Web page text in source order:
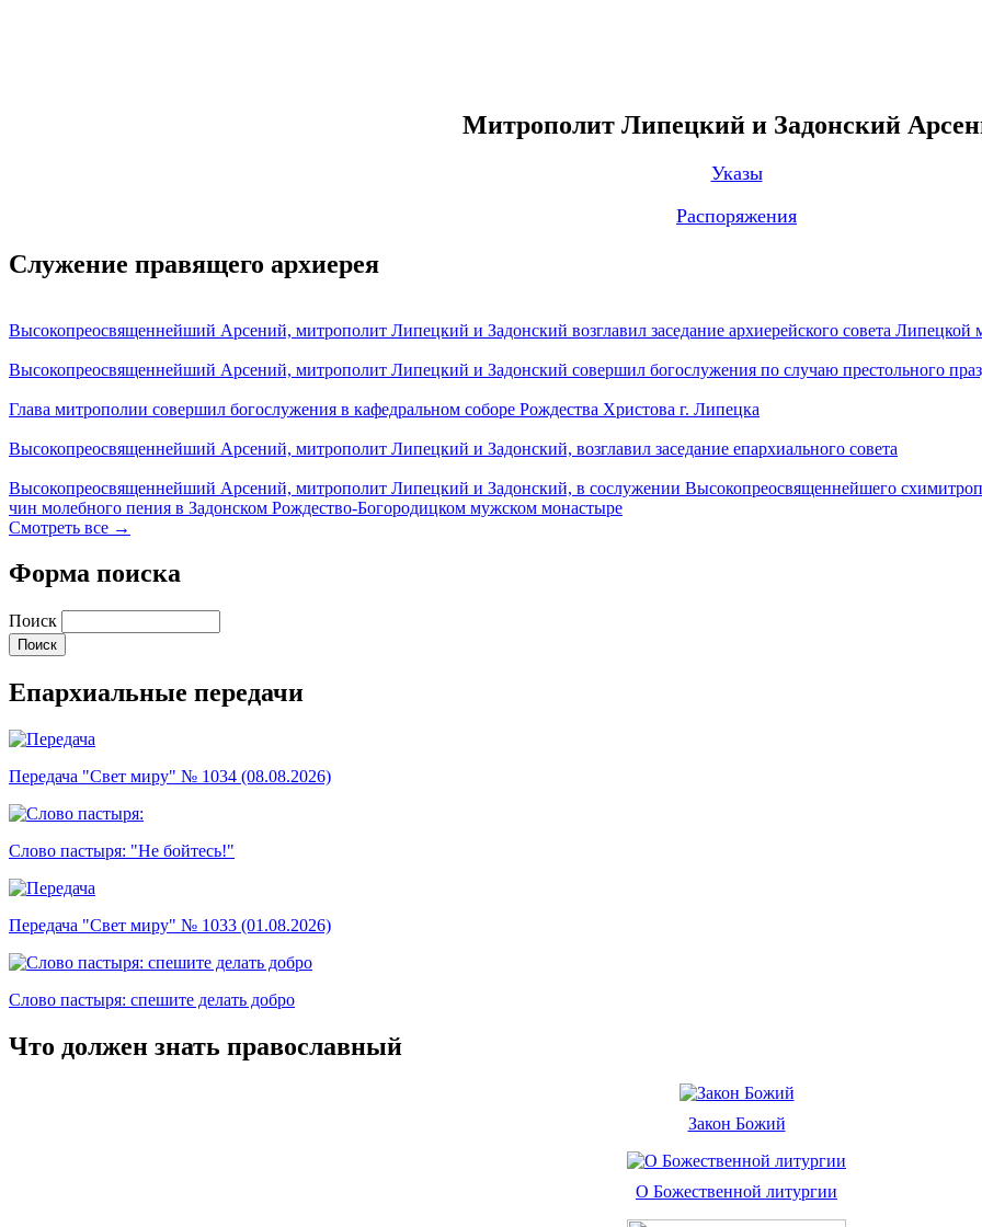
Митрополит Липецкий и Задонский
Указы
Распоряжения
Служение правящего архиерея
Высокопреосвященнейший Арсений, митрополит Липецкий и Задонский возглавил заседание архиерейского совета Липецкой
Высокопреосвященнейший Арсений, митрополит Липецкий и Задонский совершил богослужения по случаю престольного
Глава митрополии совершил богослужения в кафедральном соборе Рождества Христова г. Липецка
Высокопреосвященнейший Арсений, митрополит Липецкий и Задонский, возглавил заседание епархиального совета
Высокопреосвященнейший Арсений, митрополит Липецкий и Задонский, в сослужении Высокопреосвященнейшего
чин молебного пения в Задонском Рождество-Богородицком мужском монастыре
Смотреть все →
Форма поиска
Поиск
Епархиальные передачи
Передача "Свет миру" № 1034 (08.08.2026)
Слово пастыря: "Не бойтесь!"
Передача "Свет миру" № 1033 (01.08.2026)
Слово пастыря: спешите делать добро
Что должен знать православный
Закон Божий
О Божественной литургии